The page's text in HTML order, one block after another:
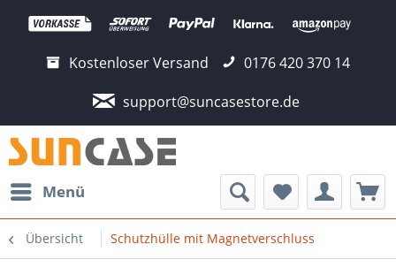
Kostenloser Versand
0176 420 370 14
support@suncasestore.de
Menü
Übersicht Schutzhülle mit Magnetverschluss